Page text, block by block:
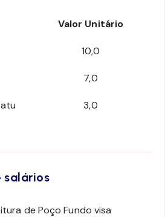
Valor Unitário
10,0
7,0
3,0
salários
de Poço Fundo visa